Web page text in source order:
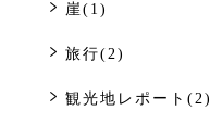
崖(1)
旅行(2)
観光地レポート(2)